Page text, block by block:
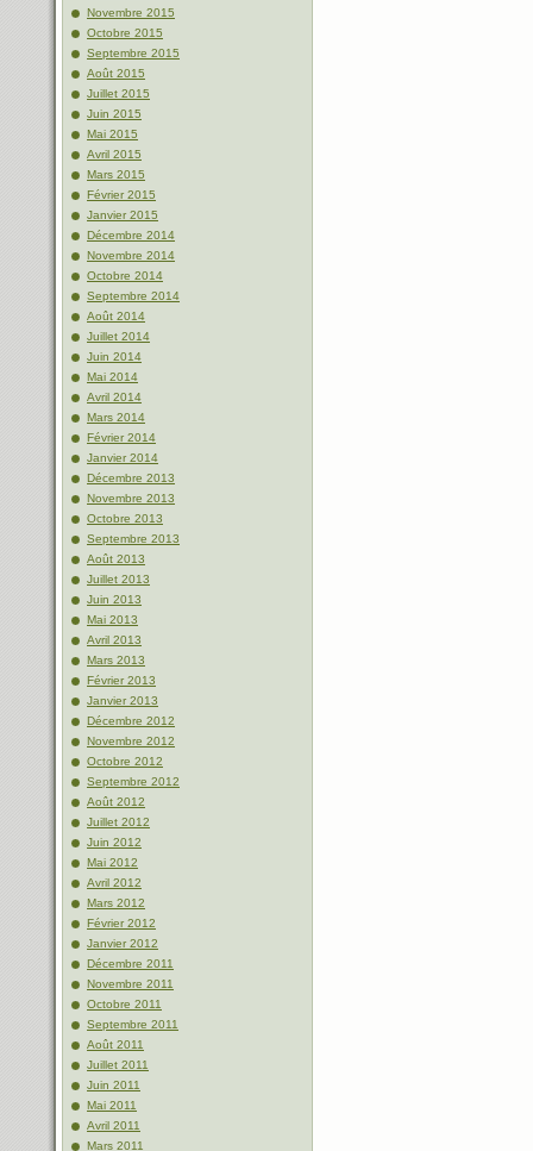
Novembre 2015
Octobre 2015
Septembre 2015
Août 2015
Juillet 2015
Juin 2015
Mai 2015
Avril 2015
Mars 2015
Février 2015
Janvier 2015
Décembre 2014
Novembre 2014
Octobre 2014
Septembre 2014
Août 2014
Juillet 2014
Juin 2014
Mai 2014
Avril 2014
Mars 2014
Février 2014
Janvier 2014
Décembre 2013
Novembre 2013
Octobre 2013
Septembre 2013
Août 2013
Juillet 2013
Juin 2013
Mai 2013
Avril 2013
Mars 2013
Février 2013
Janvier 2013
Décembre 2012
Novembre 2012
Octobre 2012
Septembre 2012
Août 2012
Juillet 2012
Juin 2012
Mai 2012
Avril 2012
Mars 2012
Février 2012
Janvier 2012
Décembre 2011
Novembre 2011
Octobre 2011
Septembre 2011
Août 2011
Juillet 2011
Juin 2011
Mai 2011
Avril 2011
Mars 2011